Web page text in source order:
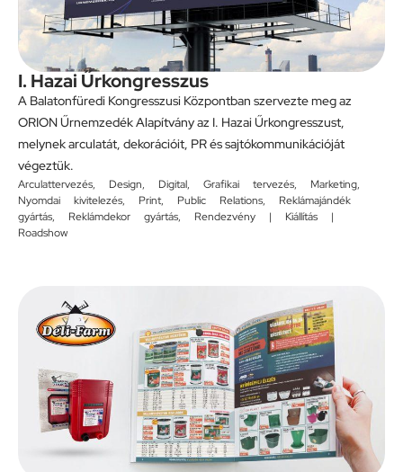
I. Hazai Űrkongresszus
A Balatonfüredi Kongresszusi Központban szervezte meg az
ORION Űrnemzedék Alapítvány az I. Hazai Űrkongresszust,
melynek arculatát, dekorációit, PR és sajtókommunikációját
végeztük.
Arculattervezés, Design, Digital, Grafikai tervezés, Marketing,
Nyomdai kivitelezés, Print, Public Relations, Reklámajándék
gyártás, Reklámdekor gyártás, Rendezvény | Kiállítás |
Roadshow